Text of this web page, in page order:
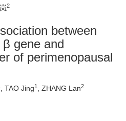
2
between
gene and
of perimenopausal
, TAO Jing1 , ZHANG Lan2